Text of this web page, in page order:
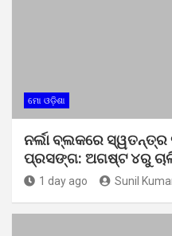
ମୋ ଓଡ଼ିଶା
ନର୍ଲା ବ୍ଲକରେ ସ୍ୱତନ୍ତ୍ର
ପ୍ରସଙ୍ଗ: ଅଗଷ୍ଟ ୪ରୁ
1 day ago Sunil